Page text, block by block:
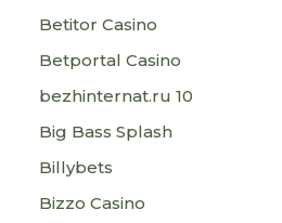
Betitor Casino
Betportal Casino
bezhinternat.ru 10
Big Bass Splash
Billybets
Bizzo Casino